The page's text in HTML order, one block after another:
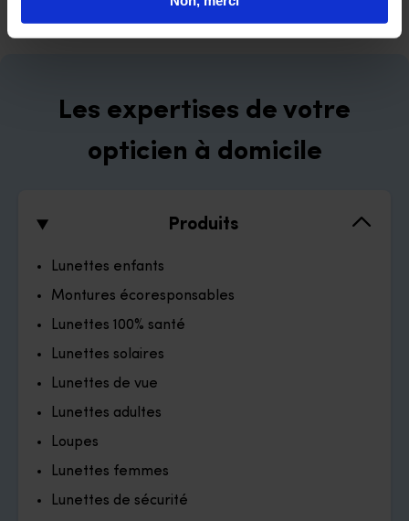
Les expertises de votre
opticien à domicile
Produits
Lunettes enfants
Montures écoresponsables
Lunettes 100% santé
Lunettes solaires
Lunettes de vue
Lunettes adultes
Loupes
Lunettes femmes
Lunettes de sécurité